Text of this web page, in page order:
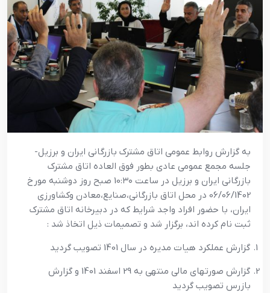
به گزارش روابط عمومی اتاق مشترک بازرگانی ایران و برزیل-
جلسه مجمع عمومی عادی بطور فوق العاده اتاق مشترک
بازرگانی ایران و برزیل در ساعت 10:۳۰ صبح روز دوشنبه مورخ
06/06/1402 در محل اتاق بازرگانی،صنایع،معادن وکشاورزی
ایران، با حضور افراد واجد شرایط که در دبیرخانه اتاق مشترک
ثبت نام کرده اند، برگزار شد و تصمیمات ذیل اتخاذ شد :
گزارش عملکرد هیات مدیره در سال 1401 تصویب گردید
گزارش صورتهای مالی منتهی به 29 اسفند 1401 و گزارش
بازرس تصویب گردید